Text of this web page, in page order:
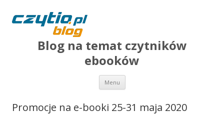
Blog na temat czytników
ebooków
Menu Przejdź do treści
Promocje na e-booki 25-31 maja 2020